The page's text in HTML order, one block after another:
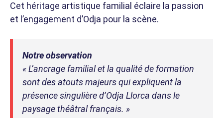
Cet héritage artistique familial éclaire la passion
et l’engagement d’Odja pour la scène.
Notre observation
« L’ancrage familial et la qualité de formation
sont des atouts majeurs qui expliquent la
présence singulière d’Odja Llorca dans le
paysage théâtral français. »